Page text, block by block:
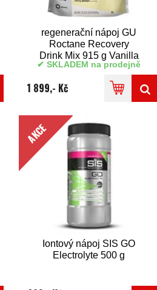
regenerační nápoj GU
Roctane Recovery
Drink Mix 915 g Vanilla
Bean
SKLADEM na prodejně
1 899,- Kč
AKCE
Iontový nápoj SIS GO
Electrolyte 500 g